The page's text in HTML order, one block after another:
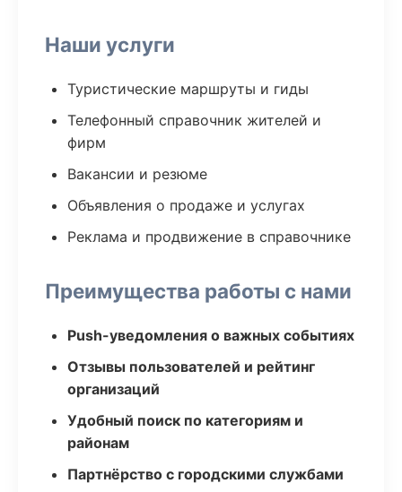
Наши услуги
Туристические маршруты и гиды
Телефонный справочник жителей и
фирм
Вакансии и резюме
Объявления о продаже и услугах
Реклама и продвижение в справочнике
Преимущества работы с нами
Push-уведомления о важных событиях
Отзывы пользователей и рейтинг
организаций
Удобный поиск по категориям и
районам
Партнёрство с городскими службами